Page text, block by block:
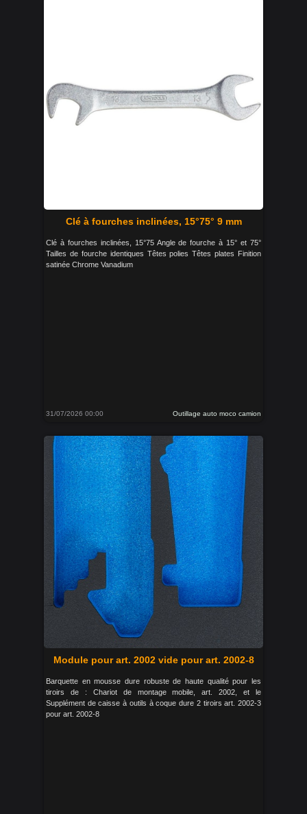
Clé à fourches inclinées, 15°75° 9 mm
Clé à fourches inclinées, 15°75 Angle de fourche à 15° et 75°
Tailles de fourche identiques Têtes polies Têtes plates Finition
satinée Chrome Vanadium
31/07/2026 00:00 Outillage auto moco camion
Module pour art. 2002 vide pour art. 2002-8
Barquette en mousse dure robuste de haute qualité pour les
tiroirs de : Chariot de montage mobile, art. 2002, et le
Supplément de caisse à outils à coque dure 2 tiroirs art. 2002-3
pour art. 2002-8